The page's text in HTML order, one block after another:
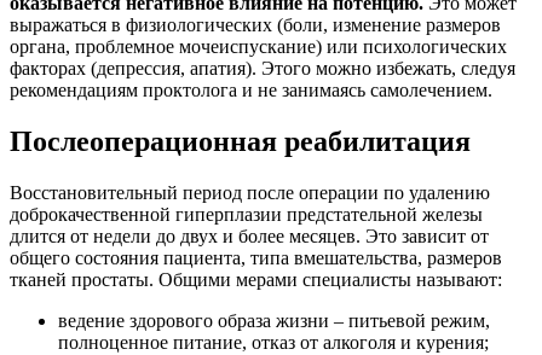
выражаться в физиологических (боли, изменение размеров
органа, проблемное мочеиспускание) или психологических
факторах (депрессия, апатия). Этого можно избежать, следуя
рекомендациям проктолога и не занимаясь самолечением.
Послеоперационная реабилитация
Восстановительный период после операции по удалению
доброкачественной гиперплазии предстательной железы
длится от недели до двух и более месяцев. Это зависит от
общего состояния пациента, типа вмешательства, размеров
тканей простаты. Общими мерами специалисты называют:
ведение здорового образа жизни – питьевой режим,
полноценное питание, отказ от алкоголя и курения;